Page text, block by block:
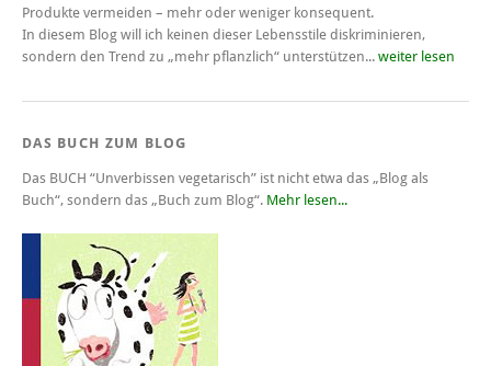
Produkte vermeiden – mehr oder weniger konsequent.
In diesem Blog will ich keinen dieser Lebensstile diskriminieren,
sondern den Trend zu „mehr pflanzlich“ unterstützen... weiter lesen
DAS BUCH ZUM BLOG
Das BUCH “Unverbissen vegetarisch” ist nicht etwa das „Blog als
Buch“, sondern das „Buch zum Blog“. Mehr lesen...